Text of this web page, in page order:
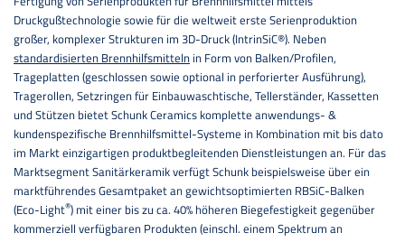
Druckgußtechnologie sowie für die weltweit erste Serienproduktion
großer, komplexer Strukturen im 3D-Druck (IntrinSiC®). Neben
standardisierten Brennhilfsmitteln in Form von Balken/Profilen,
Trageplatten (geschlossen sowie optional in perforierter Ausführung),
Tragerollen, Setzringen für Einbauwaschtische, Tellerständer, Kassetten
und Stützen bietet Schunk Ceramics komplette anwendungs- &
kundenspezifische Brennhilfsmittel-Systeme in Kombination mit bis dato
im Markt einzigartigen produktbegleitenden Dienstleistungen an. Für das
Marktsegment Sanitärkeramik verfügt Schunk beispielsweise über ein
marktführendes Gesamtpaket an gewichtsoptimierten RBSiC-Balken
(Eco-Light®) mit einer bis zu ca. 40% höheren Biegefestigkeit gegenüber
kommerziell verfügbaren Produkten (einschl. einem Spektrum an